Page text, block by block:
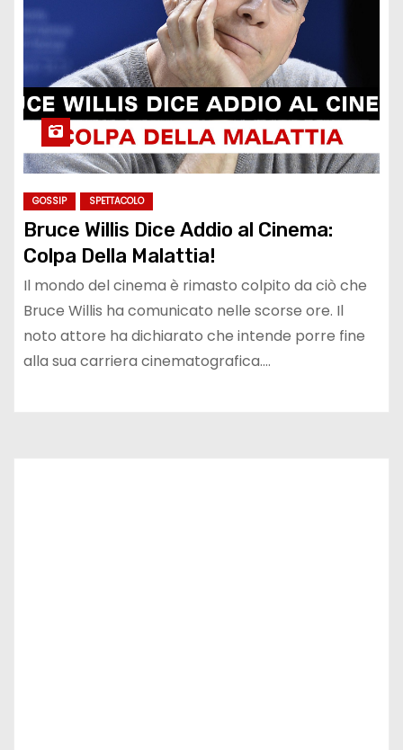
GOSSIP SPETTACOLO
Bruce Willis Dice Addio al Cinema:
Colpa Della Malattia!
Il mondo del cinema è rimasto colpito da ciò che
Bruce Willis ha comunicato nelle scorse ore. Il
noto attore ha dichiarato che intende porre fine
alla sua carriera cinematografica.…